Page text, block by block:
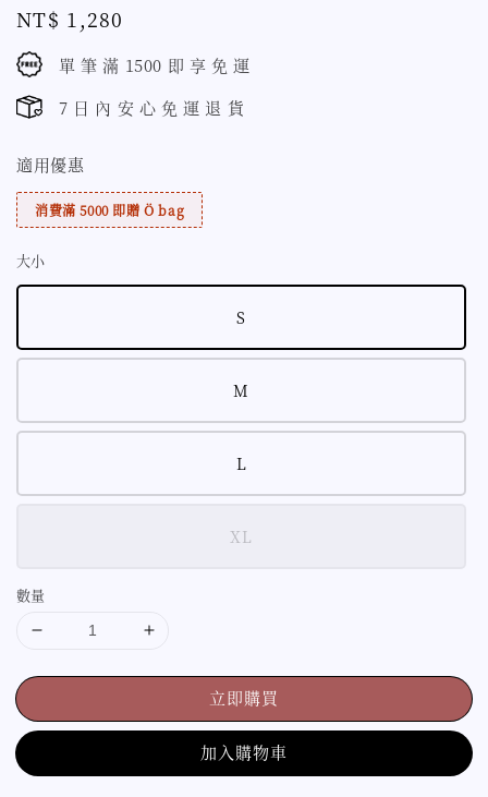
Regular
price
NT$ 1,280
單 筆 滿 1500 即 享 免 運
7 日 內 安 心 免 運 退 貨
適用優惠
消費滿 5000 即贈 Ö bag
大小
S
M
L
XL
數量
立即購買
加入購物車